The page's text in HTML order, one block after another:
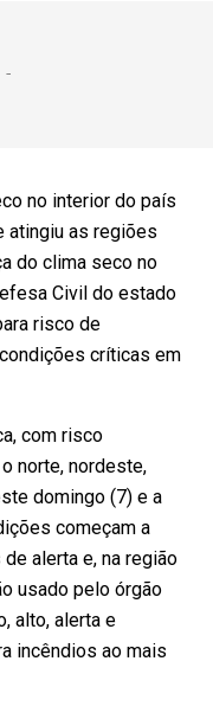
no interior do país
atingiu as regiões
do clima seco no
Civil do estado
risco de
críticas em
com risco
norte, nordeste,
domingo (7) e a
começam a
alerta e, na região
usado pelo órgão
alto, alerta e
incêndios ao mais